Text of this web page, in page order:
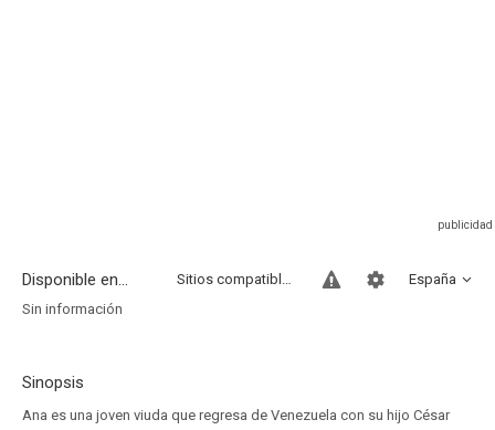
Disponible en... España
Sitios compatibles
Sin información
Sinopsis
Ana es una joven viuda que regresa de Venezuela con su hijo César